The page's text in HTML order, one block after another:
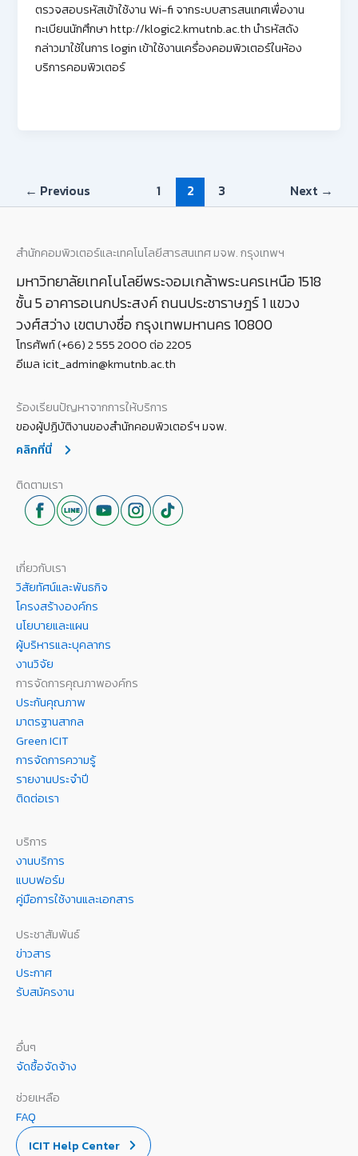
ตรวจสอบรหัสเข้าใช้งาน Wi-fi จากระบบสารสนเทศเพื่องาน
ทะเบียนนักศึกษา http://klogic2.kmutnb.ac.th นำรหัสดัง
กล่าวมาใช้ในการ login เข้าใช้งานเครื่องคอมพิวเตอร์ในห้อง
บริการคอมพิวเตอร์
← Previous 1 2 3 Next →
สำนักคอมพิวเตอร์และเทคโนโลยีสารสนเทศ มจพ. กรุงเทพฯ
มหาวิทยาลัยเทคโนโลยีพระจอมเกล้าพระนครเหนือ 1518
ชั้น 5 อาคารอเนกประสงค์ ถนนประชาราษฎร์ 1 แขวง
วงศ์สว่าง เขตบางซื่อ กรุงเทพมหานคร 10800
โทรศัพท์ (+66) 2 555 2000 ต่อ 2205
อีเมล icit_admin@kmutnb.ac.th
ร้องเรียนปัญหาจากการให้บริการ
ของผู้ปฏิบัติงานของสำนักคอมพิวเตอร์ฯ มจพ.
คลิกที่นี่
ติดตามเรา
เกี่ยวกับเรา
วิสัยทัศน์และพันธกิจ
โครงสร้างองค์กร
นโยบายและแผน
ผู้บริหารและบุคลากร
งานวิจัย
การจัดการคุณภาพองค์กร
ประกันคุณภาพ
มาตรฐานสากล
Green ICIT
การจัดการความรู้
รายงานประจำปี
ติดต่อเรา
บริการ
งานบริการ
แบบฟอร์ม
คู่มือการใช้งานและเอกสาร
ประชาสัมพันธ์
ข่าวสาร
ประกาศ
รับสมัครงาน
อื่นๆ
จัดซื้อจัดจ้าง
ช่วยเหลือ
FAQ
ICIT Help Center